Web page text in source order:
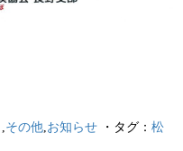
その他, お知らせ・タグ： 松